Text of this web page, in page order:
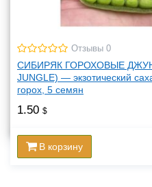
Отзывы 0
СИБИРЯК ГОРОХОВЫЕ
JUNGLE) — экзотический
горох, 5 семян
1.50 $
В корзину